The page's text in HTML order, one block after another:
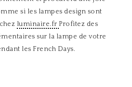
si les lampes design sont
luminaire.fr Profitez des
sur la lampe de votre
les French Days.